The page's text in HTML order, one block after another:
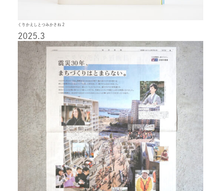
くりかえしとつみかさね 2
2025.3